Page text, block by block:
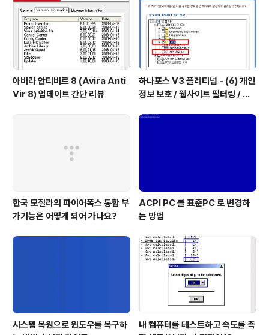
아비라 안티비르 8 (Avira Anti
Vir 8) 업데이트 간단 리뷰
하나포스 V3 플레티넘 - (6) 개인
정보 보호 / 웹사이트 필터링 / 파
한국 모질라의 파이어폭스 통합 부
가기능은 어떻게 되어 가나요?
ACPI PC 를 표준PC 로 변경하
는 방법
시스템 복원으로 윈도우를 복구하
내 컴퓨터를 테스트하고 속도를 측